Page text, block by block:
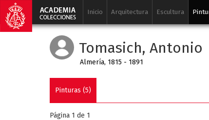
Inicio Arquitectura Escultura
Tomasich, Antonio
Almería, 1815 - 1891
Pinturas (5)
Página 1 de 1